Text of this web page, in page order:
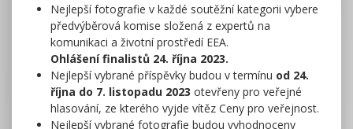
Nejlepší fotografie v každé soutěžní kategorii vybere
předvýběrová komise složená z expertů na
komunikaci a životní prostředí EEA.
Ohlášení finalistů 24. října 2023.
Nejlepší vybrané příspěvky budou v termínu od 24.
října do 7. listopadu 2023 otevřeny pro veřejné
hlasování, ze kterého vyjde vítěz Ceny pro veřejnost.
Nejlepší vybrané fotografie budou vyhodnoceny